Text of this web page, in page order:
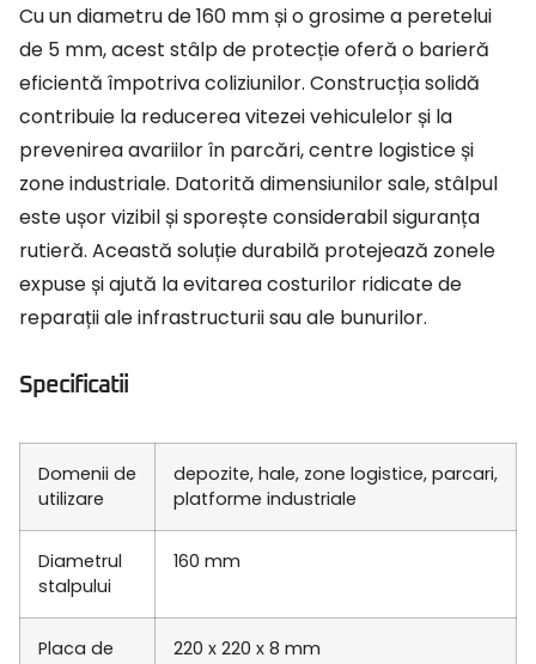
Cu un diametru de 160 mm și o grosime a peretelui
de 5 mm, acest stâlp de protecție oferă o barieră
eficientă împotriva coliziunilor. Construcția solidă
contribuie la reducerea vitezei vehiculelor și la
prevenirea avariilor în parcări, centre logistice și
zone industriale. Datorită dimensiunilor sale, stâlpul
este ușor vizibil și sporește considerabil siguranța
rutieră. Această soluție durabilă protejează zonele
expuse și ajută la evitarea costurilor ridicate de
reparații ale infrastructurii sau ale bunurilor.
Specificatii
Domenii de
utilizare
depozite, hale, zone logistice, parcari,
platforme industriale
Diametrul
stalpului
160 mm
Placa de
220 x 220 x 8 mm